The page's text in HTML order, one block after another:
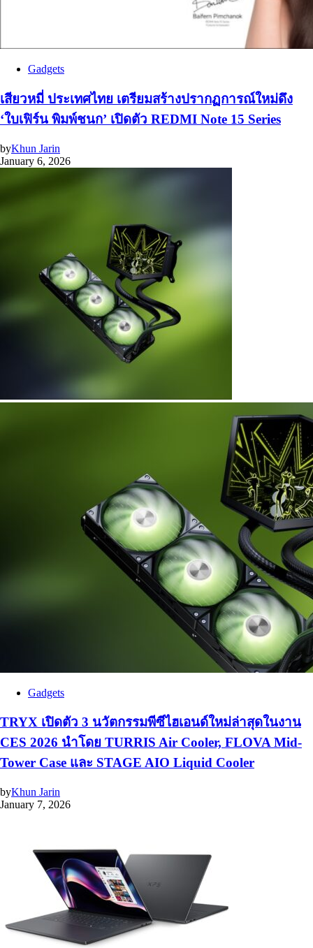
Gadgets
เสียวหมี่ ประเทศไทย เตรียมสร้างปรากฏการณ์ใหม่ดึง
‘ใบเฟิร์น พิมพ์ชนก’ เปิดตัว REDMI Note 15 Series
byKhun Jarin
January 6, 2026
Gadgets
TRYX เปิดตัว 3 นวัตกรรมพีซีไฮเอนด์ใหม่ล่าสุดในงาน
CES 2026 นำโดย TURRIS Air Cooler, FLOVA Mid-
Tower Case และ STAGE AIO Liquid Cooler
byKhun Jarin
January 7, 2026